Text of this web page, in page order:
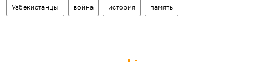
Узбекистанцы война история память